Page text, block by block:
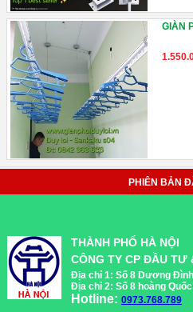
GIÀN
PHIÊN BẢN
THÀNH PHỐ HÀ NỘI
CÔNG TY CP ĐẦU TƯ
Địa chỉ 1: Số 8 Dương
Địa chỉ 2: Số 8 hoàng
Hotline: 0973.768.789